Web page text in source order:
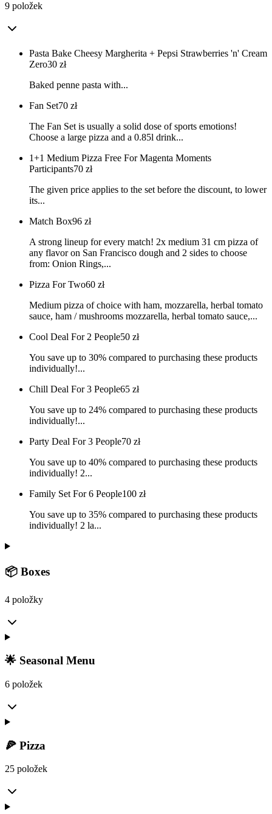
9 položek
Pasta Bake Cheesy Margherita + Pepsi Strawberries 'n' Cream
Zero30 zł
Baked penne pasta with...
Fan Set70 zł
The Fan Set is usually a solid dose of sports emotions!
Choose a large pizza and a 0.85l drink...
1+1 Medium Pizza Free For Magenta Moments
Participants70 zł
The given price applies to the set before the discount, to lower
its...
Match Box96 zł
A strong lineup for every match! 2x medium 31 cm pizza of
any flavor on San Francisco dough and 2 sides to choose
from: Onion Rings,...
Pizza For Two60 zł
Medium pizza of choice with ham, mozzarella, herbal tomato
sauce, ham / mushrooms mozzarella, herbal tomato sauce,...
Cool Deal For 2 People50 zł
You save up to 30% compared to purchasing these products
individually!...
Chill Deal For 3 People65 zł
You save up to 24% compared to purchasing these products
individually!...
Party Deal For 3 People70 zł
You save up to 40% compared to purchasing these products
individually! 2...
Family Set For 6 People100 zł
You save up to 35% compared to purchasing these products
individually! 2 la...
📦 Boxes
4 položky
🌟 Seasonal Menu
6 položek
🍕 Pizza
25 položek